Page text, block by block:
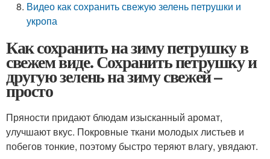
Видео как сохранить свежую зелень петрушки и
укропа
Как сохранить на зиму петрушку в
свежем виде. Сохранить петрушку и
другую зелень на зиму свежей –
просто
Пряности придают блюдам изысканный аромат,
улучшают вкус. Покровные ткани молодых листьев и
побегов тонкие, поэтому быстро теряют влагу, увядают.